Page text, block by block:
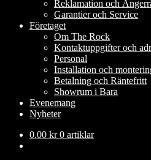
Reklamation och
Garantier och Service
Företaget
Om The Rock
Kontaktuppgifter och
Personal
Installation och
Betalning och Räntefritt
Showrum i Bara
Evenemang
Nyheter
0.00 kr 0 artiklar